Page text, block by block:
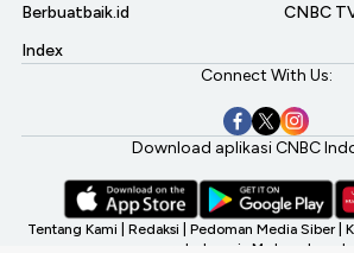
Berbuatbaik.id
Index
CNBC
Connect With Us:
Download aplikasi CNBC
Tentang Kami Redaksi Pedoman Media Siber
Indonesia My Investment